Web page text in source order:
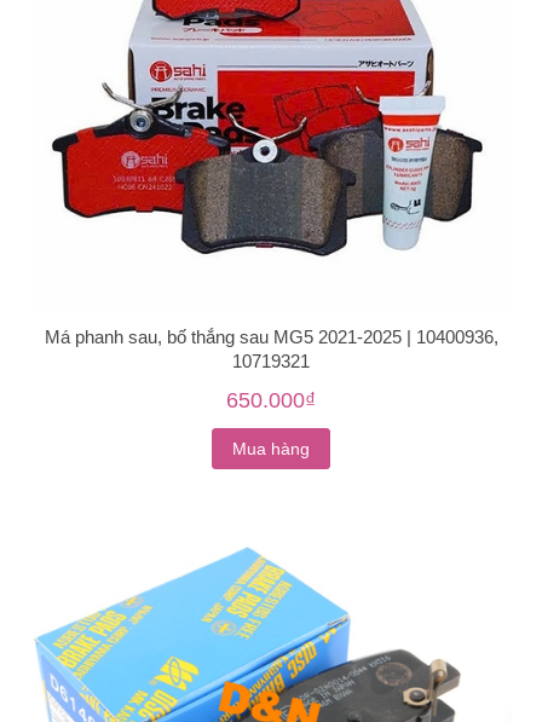
Má phanh sau, bố thắng sau MG5 2021-2025 | 10400936,
10719321
650.000₫
Mua hàng